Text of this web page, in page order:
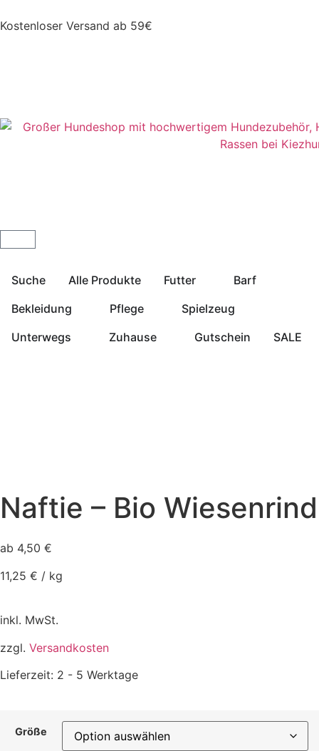
Kostenloser Versand ab 59€
Suche Alle Produkte Futter
Barf
Bekleidung
Pflege
Spielzeug
Unterwegs
Zuhause Gutschein SALE
Naftie – Bio Wiesenrind
ab 4,50 €
11,25 € / kg
inkl. MwSt.
zzgl. Versandkosten
Lieferzeit: 2 - 5 Werktage
Größe